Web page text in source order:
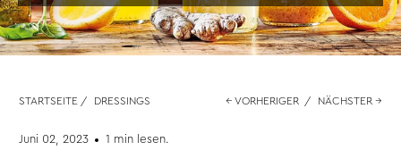
STARTSEITE / DRESSINGS ← VORHERIGER / NÄCHSTER →
Juni 02, 2023 1 min lesen.